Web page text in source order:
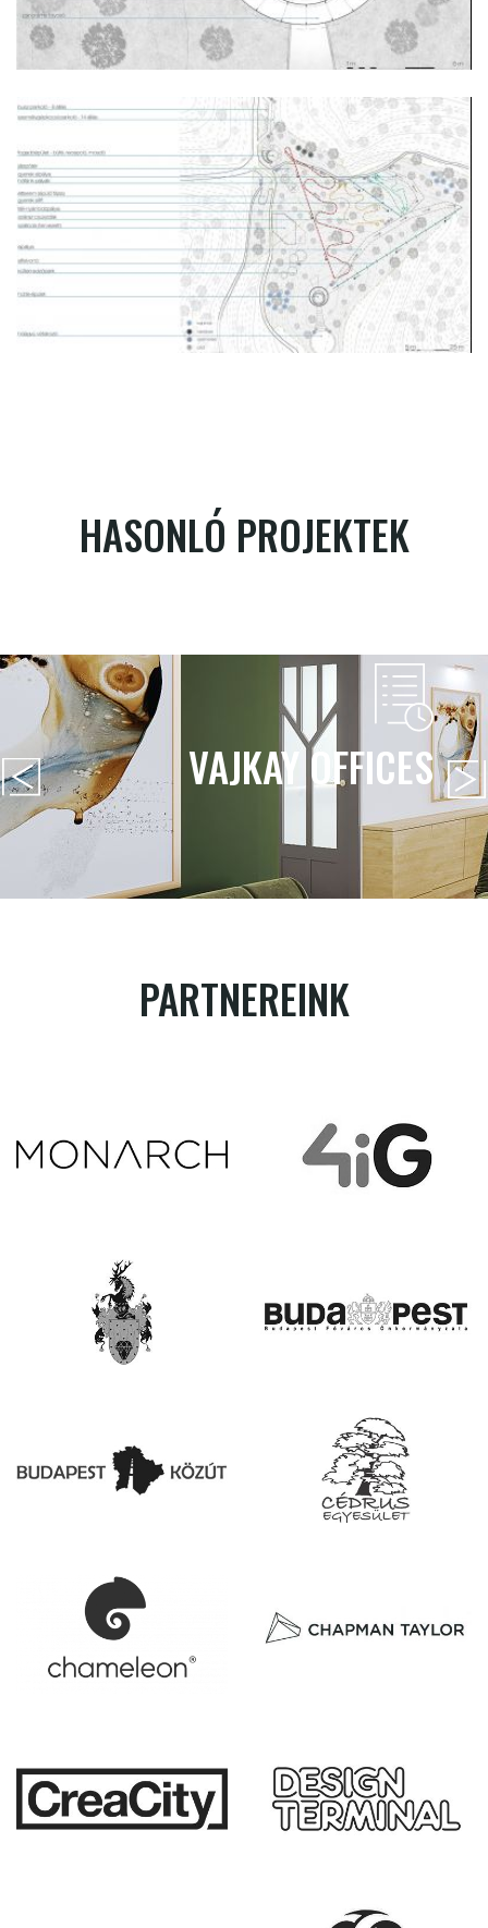
HASONLÓ PROJEKTEK
VAJKAY OFFICES
PARTNEREINK